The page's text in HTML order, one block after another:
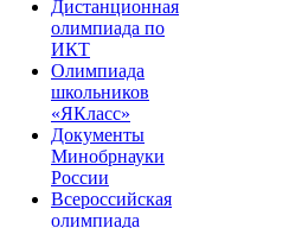
Дистанционная
олимпиада по
ИКТ
Олимпиада
школьников
«ЯКласс»
Документы
Минобрнауки
России
Всероссийская
олимпиада